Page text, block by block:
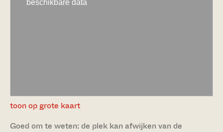
toon op grote kaart
Goed om te weten: de plek kan afwijken van de